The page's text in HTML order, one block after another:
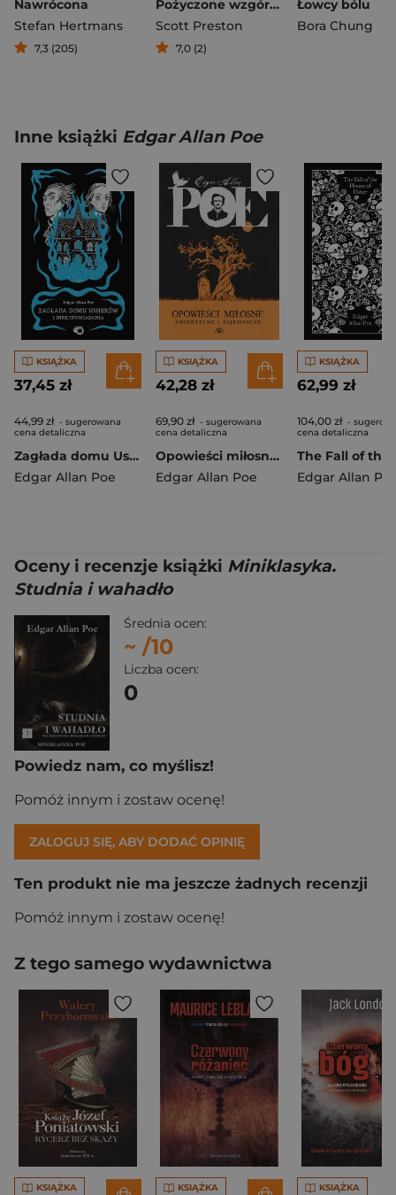
Nawrócona
Stefan Hertmans
7,3 (205)
Pożyczone wzgórza
Scott Preston
7,0 (2)
Łowcy bólu
Bora Chung
Inne książki Edgar Allan Poe
KSIĄŻKA
37,45 zł
44,99 zł - sugerowana
cena detaliczna
Zagłada domu Usherów i inne opowiadania
Edgar Allan Poe
KSIĄŻKA
42,28 zł
69,90 zł - sugerowana
cena detaliczna
Opowieści miłosne śmiertelne i tajemnicze wyd. 2
Edgar Allan Poe
KSIĄŻKA
62,99 zł
104,00 zł -
cena detaliczna
Edgar Allan
Oceny i recenzje książki Miniklasyka.
Studnia i wahadło
Średnia ocen:
~ /10
Liczba ocen:
0
Powiedz nam, co myślisz!
Pomóż innym i zostaw ocenę!
ZALOGUJ SIĘ, ABY DODAĆ OPINIĘ
Ten produkt nie ma jeszcze żadnych recenzji
Pomóż innym i zostaw ocenę!
Z tego samego wydawnictwa
KSIĄŻKA KSIĄŻKA KSIĄŻKA